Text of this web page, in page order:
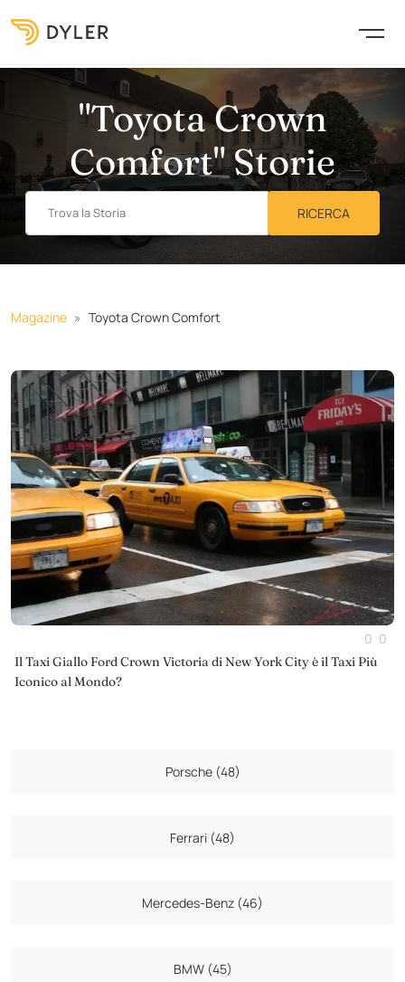
"Toyota Crown
Comfort" Storie
Magazine Toyota Crown Comfort
0 0
Il Taxi Giallo Ford Crown Victoria di New York City è il Taxi Più
Iconico al Mondo?
Porsche (48)
Ferrari (48)
Mercedes-Benz (46)
BMW (45)